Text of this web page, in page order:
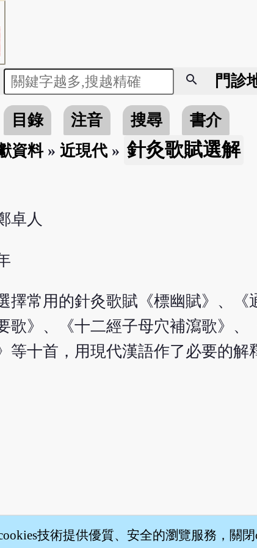
search 門診
目錄 注音 搜尋
書介
資料» 近現代» 針灸歌賦選解
卓人
擇常用的針灸歌賦《標幽賦》、
歌》、《十二經子母穴補瀉歌》
等十首，用現代漢語作了必要的
關於 聯絡我們 服
技術提供優質、安全的瀏覽服務，關